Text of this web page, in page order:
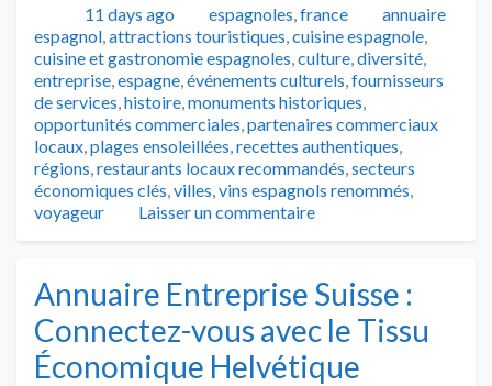
Publié11 days ago Catégories
espagnoles,france Tags
annuaire
espagnol,attractions touristiques,cuisine espagnole,
cuisine et gastronomie espagnoles,culture,diversité,
entreprise,espagne,événements culturels,fournisseurs
de services,histoire,monuments historiques,
opportunités commerciales,partenaires commerciaux
locaux,plages ensoleillées,recettes authentiques,
régions,restaurants locaux recommandés,secteurs
économiques clés,villes,vins espagnols renommés,
voyageur
Laisser un commentaire
Annuaire Entreprise Suisse :
Connectez-vous avec le Tissu
Économique Helvétique